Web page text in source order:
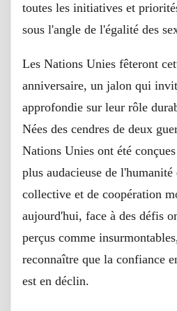
toutes les initiatives et
sous l'angle de l'égalité des
Les Nations Unies fêteront
anniversaire, un jalon qui
approfondie sur leur rôle
Nées des cendres de deux
Nations Unies ont été
plus audacieuse de
collective et de coopération
aujourd'hui, face à des défis
perçus comme
reconnaître que la confiance
est en déclin.